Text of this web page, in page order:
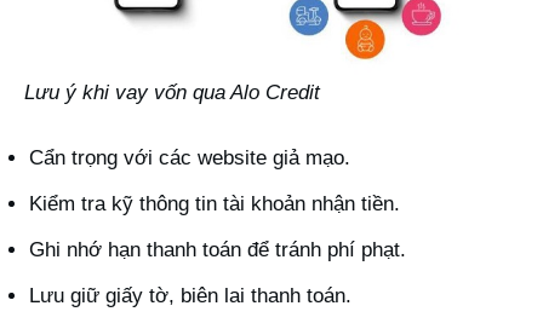
Lưu ý khi vay vốn qua Alo Credit
Cẩn trọng với các website giả mạo.
Kiểm tra kỹ thông tin tài khoản nhận tiền.
Ghi nhớ hạn thanh toán để tránh phí phạt.
Lưu giữ giấy tờ, biên lai thanh toán.